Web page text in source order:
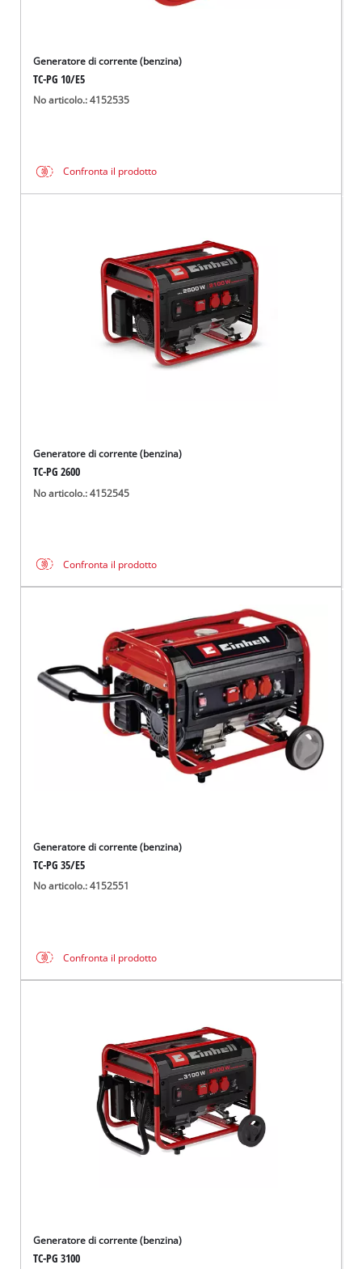
Generatore di corrente (benzina)
TC-PG 10/E5
No articolo.: 4152535
Confronta il prodotto
Generatore di corrente (benzina)
TC-PG 2600
No articolo.: 4152545
Confronta il prodotto
Generatore di corrente (benzina)
TC-PG 35/E5
No articolo.: 4152551
Confronta il prodotto
Generatore di corrente (benzina)
TC-PG 3100